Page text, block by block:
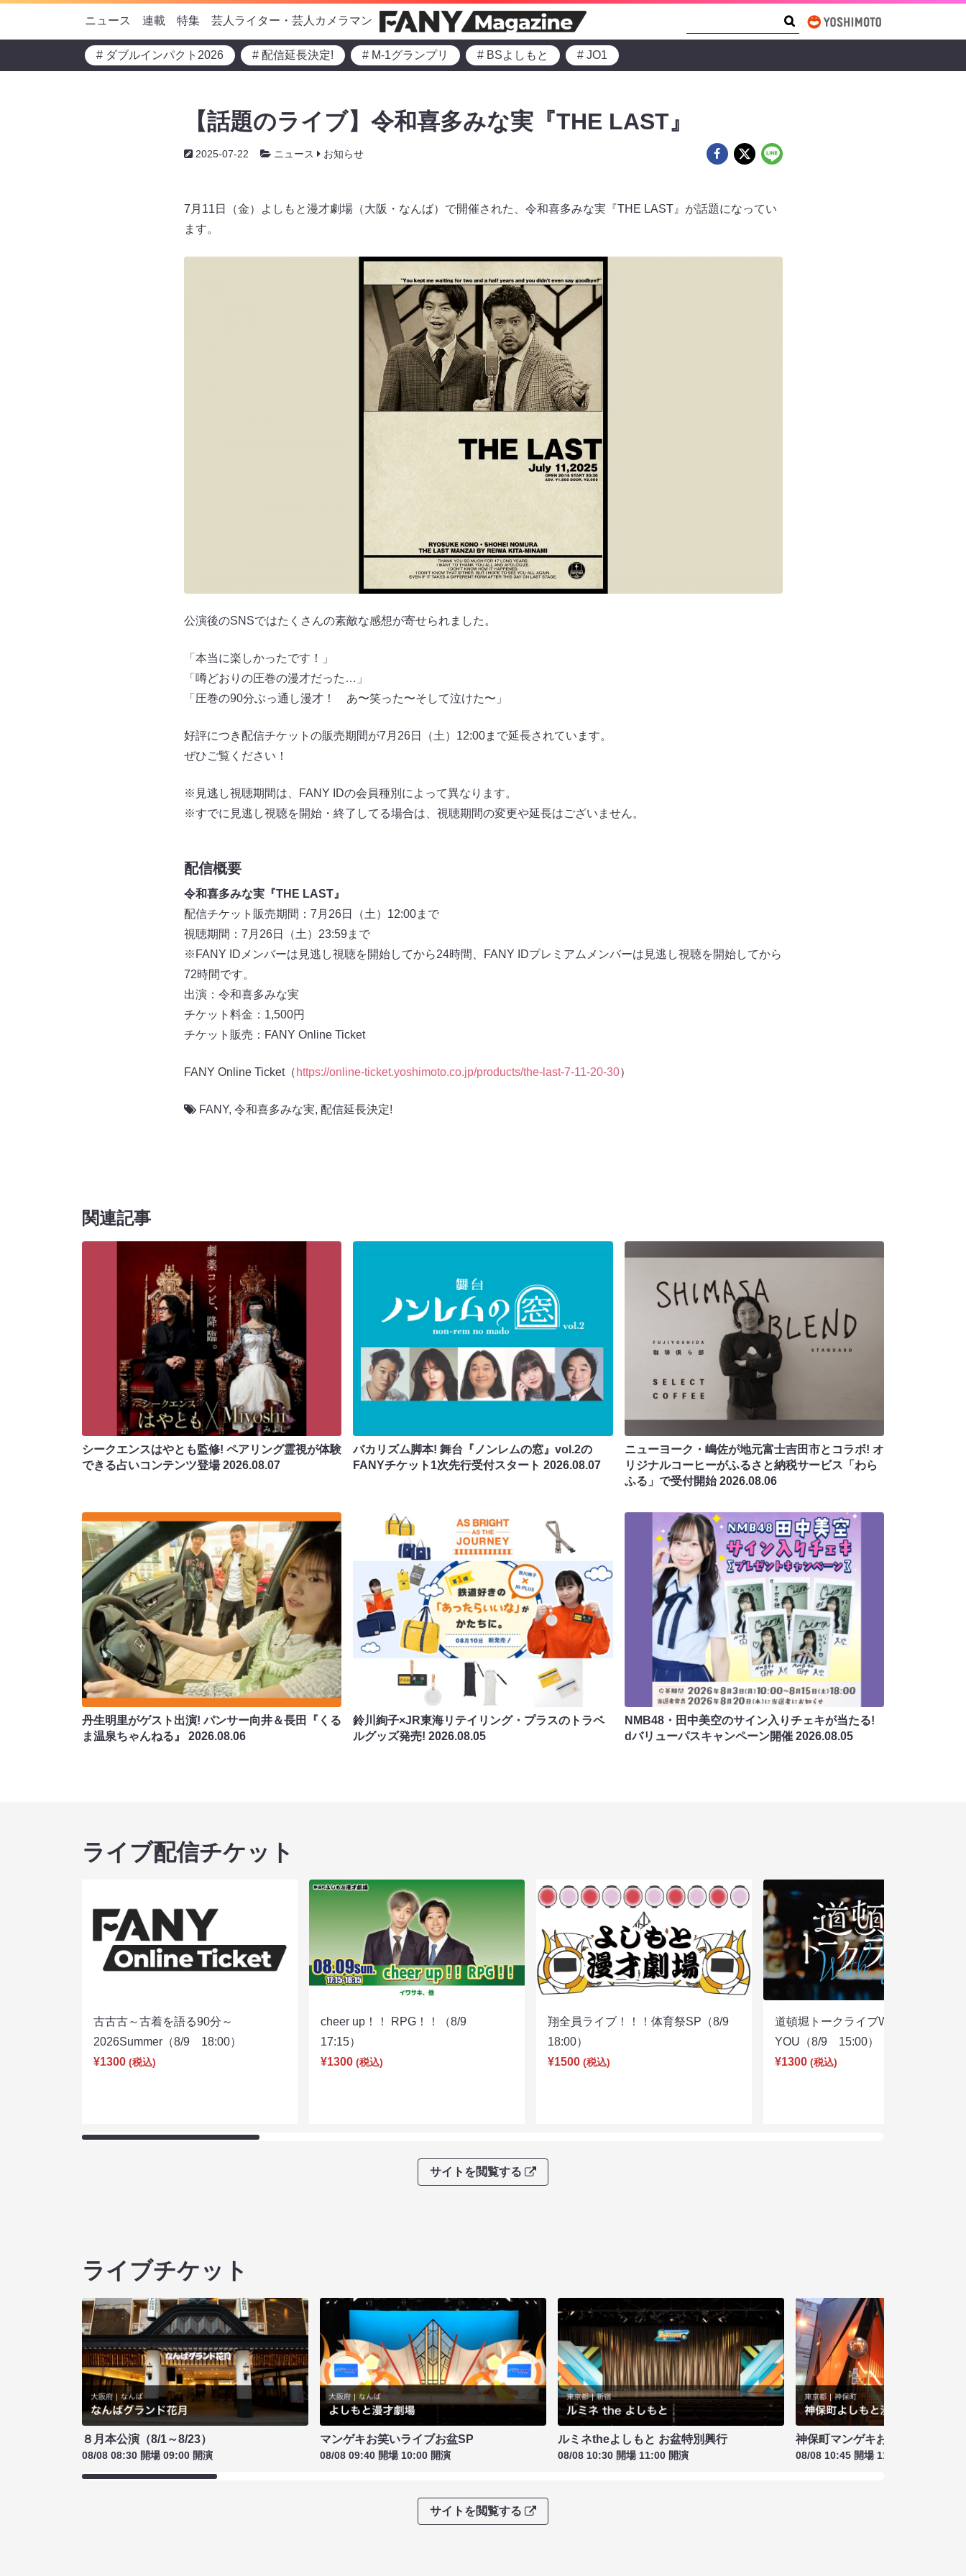
ニュース 連載 特集 芸人ライター・芸人カメラマン
# ダブルインパクト2026 # 配信延長決定! # M-1グランプリ # BSよしもと # JO1
【話題のライブ】令和喜多みな実『THE LAST』
2025-07-22 ニュース お知らせ
7月11日（金）よしもと漫才劇場（大阪・なんば）で開催された、令和喜多みな実『THE LAST』が話題になってい
ます。
公演後のSNSではたくさんの素敵な感想が寄せられました。
「本当に楽しかったです！」
「噂どおりの圧巻の漫才だった…」
「圧巻の90分ぶっ通し漫才！ あ〜笑った〜そして泣けた〜」
好評につき配信チケットの販売期間が7月26日（土）12:00まで延長されています。
ぜひご覧ください！
※見逃し視聴期間は、FANY IDの会員種別によって異なります。
※すでに見逃し視聴を開始・終了してる場合は、視聴期間の変更や延長はございません。
配信概要
令和喜多みな実『THE LAST』
配信チケット販売期間：7月26日（土）12:00まで
視聴期間：7月26日（土）23:59まで
※FANY IDメンバーは見逃し視聴を開始してから24時間、FANY IDプレミアムメンバーは見逃し視聴を開始してから
72時間です。
出演：令和喜多みな実
チケット料金：1,500円
チケット販売：FANY Online Ticket
FANY Online Ticket（ https://online-ticket.yoshimoto.co.jp/products/the-last-7-11-20-30）
FANY, 令和喜多みな実, 配信延長決定!
関連記事
シークエンスはやとも監修! ペアリング霊視が体験
できる占いコンテンツ登場2026.08.07
バカリズム脚本! 舞台『ノンレムの窓』vol.2の
FANYチケット1次先行受付スタート2026.08.07
ニューヨーク・嶋佐が地元富士吉田市とコラボ! オ
リジナルコーヒーがふるさと納税サービス「わら
ふる」で受付開始2026.08.06
丹生明里がゲスト出演! パンサー向井＆長田『くる
ま温泉ちゃんねる』 2026.08.06
鈴川絢子×JR東海リテイリング・プラスのトラベ
ルグッズ発売!2026.08.05
NMB48・田中美空のサイン入りチェキが当たる!
dバリューパスキャンペーン開催 2026.08.05
ライブ配信チケット
古古古～古着を語る90分～
2026Summer（8/9 18:00）
¥1300 (税込)
cheer up！！ RPG！！（8/9
17:15）
¥1300 (税込)
翔全員ライブ！！！体育祭SP（8/9
18:00）
¥1500 (税込)
道頓堀トークライブWITH
YOU（8/9 15:00）
¥1300 (税込)
サイトを閲覧する
ライブチケット
８月本公演（8/1～8/23）
08/08 08:30 開場 09:00 開演
マンゲキお笑いライブお盆SP
08/08 09:40 開場 10:00 開演
ルミネtheよしもと お盆特別興行
08/08 10:30 開場 11:00 開演
神保町マンゲキお笑いライブ お
08/08 10:45 開場 11:00 開演
サイトを閲覧する